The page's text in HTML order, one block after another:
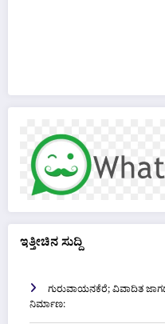
ಇತ್ತೀಚಿನ ಸುದ್ದಿ
ಗುರುವಾಯನಕೆರೆ; ವಿವಾದಿತ
ನಿರ್ಮಾಣ: